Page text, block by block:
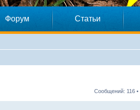
Форум Статьи
Сообщений: 116 •